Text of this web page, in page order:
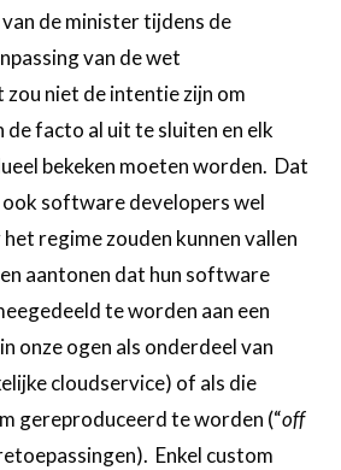
de minister tijdens de
van de wet
niet de intentie zijn om
de facto al uit te sluiten en elk
bekeken moeten worden. Dat
software developers wel
regime zouden kunnen vallen
aantonen dat hun software
te worden aan een
onze ogen als onderdeel van
cloudservice) of als die
gereproduceerd te worden (“off
Enkel custom